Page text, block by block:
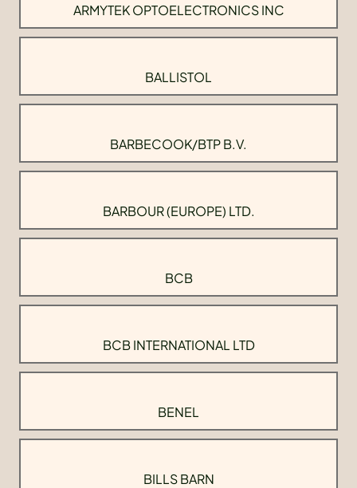
ARMYTEK OPTOELECTRONICS INC
BALLISTOL
BARBECOOK/BTP B.V.
BARBOUR (EUROPE) LTD.
BCB
BCB INTERNATIONAL LTD
BENEL
BILLS BARN